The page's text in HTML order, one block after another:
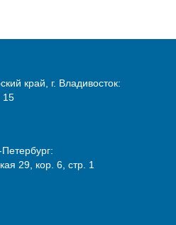
край, г. Владивосток:
15
29, кор. 6, стр. 1